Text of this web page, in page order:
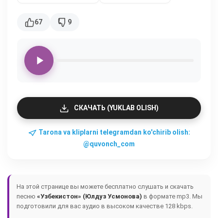
67 9
СКАЧАТЬ (YUKLAB OLISH)
Tarona va kliplarni telegramdan ko'chirib olish:
@quvonch_com
На этой странице вы можете бесплатно слушать и скачать
песню «Узбекистон» (Юлдуз Усмонова) в формате mp3. Мы
подготовили для вас аудио в высоком качестве 128 kbps.